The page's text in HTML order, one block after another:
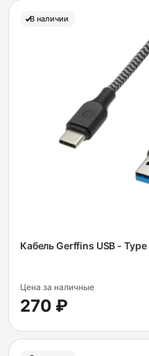
В наличии
Кабель Gerffins USB - Type
Цена за наличные
270 ₽